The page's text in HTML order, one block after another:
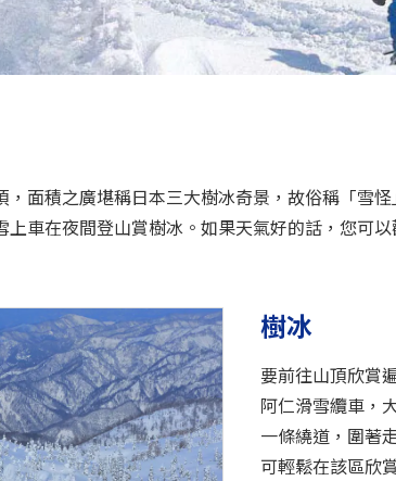
面積之廣堪稱日本三大樹冰奇景，故俗稱「雪怪
車在夜間登山賞樹冰。如果天氣好的話，您可
樹冰
要前往山頂欣賞
阿仁滑雪纜車，
一條繞道，圍著
可輕鬆在該區欣